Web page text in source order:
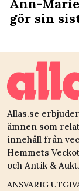
Ann-
gör sin
landet i
paradis
Allas.se
ämnen som
innehåll från
Hemmets
och Antik &
ANSVARIG